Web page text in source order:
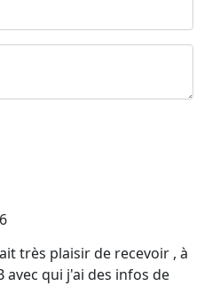
très plaisir de recevoir , à
avec qui j'ai des infos de